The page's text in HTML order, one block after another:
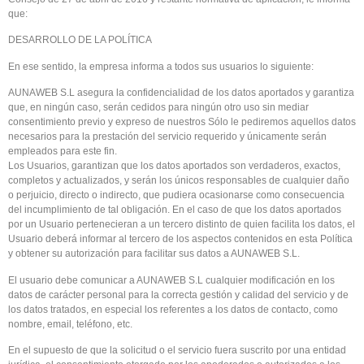
que:
DESARROLLO DE LA POLÍTICA
En ese sentido, la empresa informa a todos sus usuarios lo siguiente:
AUNAWEB S.L asegura la confidencialidad de los datos aportados y garantiza
que, en ningún caso, serán cedidos para ningún otro uso sin mediar
consentimiento previo y expreso de nuestros Sólo le pediremos aquellos datos
necesarios para la prestación del servicio requerido y únicamente serán
empleados para este fin.
Los Usuarios, garantizan que los datos aportados son verdaderos, exactos,
completos y actualizados, y serán los únicos responsables de cualquier daño
o perjuicio, directo o indirecto, que pudiera ocasionarse como consecuencia
del incumplimiento de tal obligación. En el caso de que los datos aportados
por un Usuario pertenecieran a un tercero distinto de quien facilita los datos, el
Usuario deberá informar al tercero de los aspectos contenidos en esta Política
y obtener su autorización para facilitar sus datos a AUNAWEB S.L.
El usuario debe comunicar a AUNAWEB S.L cualquier modificación en los
datos de carácter personal para la correcta gestión y calidad del servicio y de
los datos tratados, en especial los referentes a los datos de contacto, como
nombre, email, teléfono, etc.
En el supuesto de que la solicitud o el servicio fuera suscrito por una entidad